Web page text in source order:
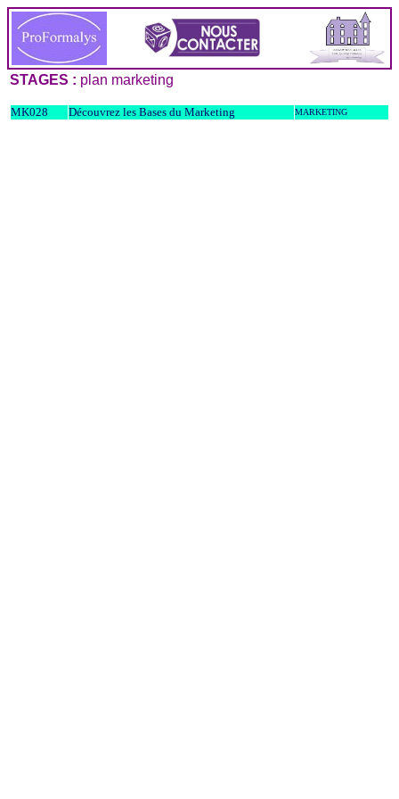
STAGES : plan marketing
MK028 Découvrez les Bases du Marketing MARKETING